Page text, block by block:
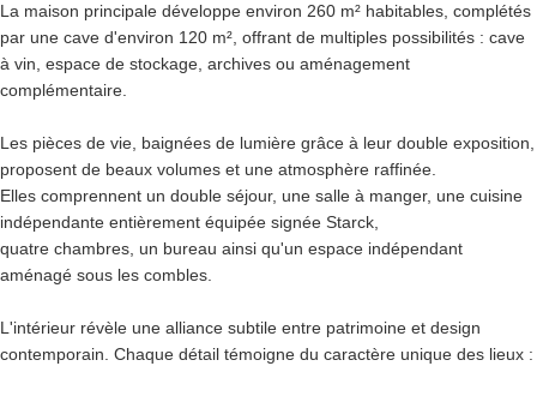
La maison principale développe environ 260 m² habitables, complétés
par une cave d'environ 120 m², offrant de multiples possibilités : cave
à vin, espace de stockage, archives ou aménagement
complémentaire.
Les pièces de vie, baignées de lumière grâce à leur double exposition,
proposent de beaux volumes et une atmosphère raffinée.
Elles comprennent un double séjour, une salle à manger, une cuisine
indépendante entièrement équipée signée Starck,
quatre chambres, un bureau ainsi qu'un espace indépendant
aménagé sous les combles.
L'intérieur révèle une alliance subtile entre patrimoine et design
contemporain. Chaque détail témoigne du caractère unique des lieux :